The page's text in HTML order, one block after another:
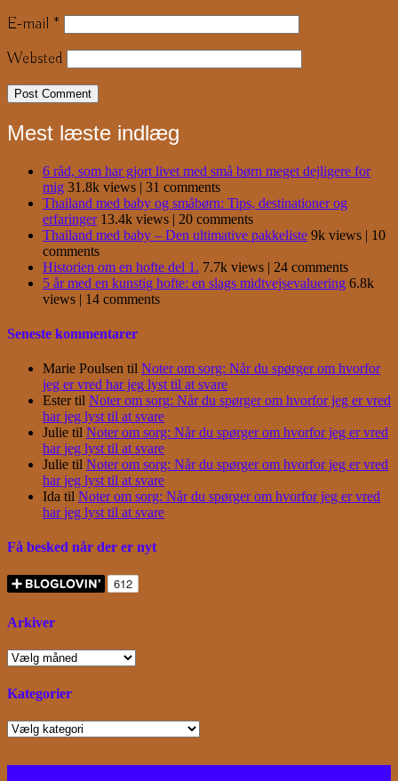
E-mail *
Websted
Mest læste indlæg
6 råd, som har gjort livet med små børn meget dejligere for
mig 31.8k views | 31 comments
Thailand med baby og småbørn: Tips, destinationer og
erfaringer 13.4k views | 20 comments
Thailand med baby – Den ultimative pakkeliste 9k views | 10
comments
Historien om en hofte del 1. 7.7k views | 24 comments
5 år med en kunstig hofte: en slags midtvejsevaluering 6.8k
views | 14 comments
Seneste kommentarer
Marie Poulsen til Noter om sorg: Når du spørger om hvorfor
jeg er vred har jeg lyst til at svare
Estertil Noter om sorg: Når du spørger om hvorfor jeg er vred
har jeg lyst til at svare
Julie til Noter om sorg: Når du spørger om hvorfor jeg er vred
har jeg lyst til at svare
Julie til Noter om sorg: Når du spørger om hvorfor jeg er vred
har jeg lyst til at svare
Ida til Noter om sorg: Når du spørger om hvorfor jeg er vred
har jeg lyst til at svare
Få besked når der er nyt
Arkiver
Arkiver
Kategorier
Kategorier